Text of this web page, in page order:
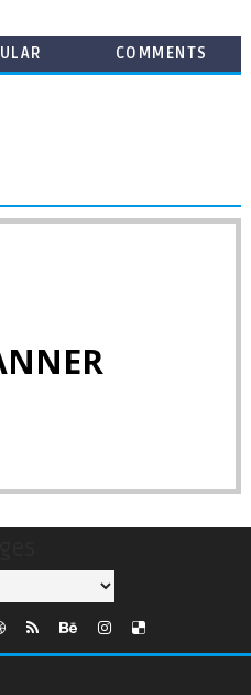
COMMENTS